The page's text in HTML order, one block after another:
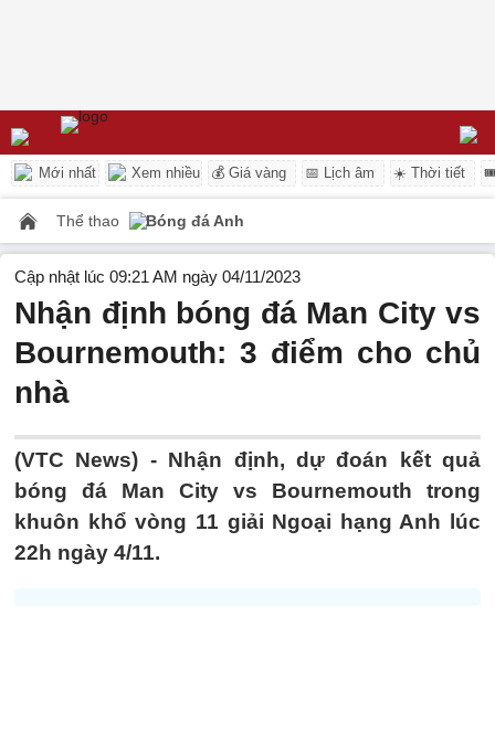
Mới nhất Xem nhiều 💰 Giá vàng 📅 Lịch âm ☀️ Thời tiết
Thể thao Bóng đá Anh
Cập nhật lúc 09:21 AM ngày 04/11/2023
Nhận định bóng đá Man City vs
Bournemouth: 3 điểm cho chủ
nhà
(VTC News) - Nhận định, dự đoán kết quả
bóng đá Man City vs Bournemouth trong
khuôn khổ vòng 11 giải Ngoại hạng Anh lúc
22h ngày 4/11.